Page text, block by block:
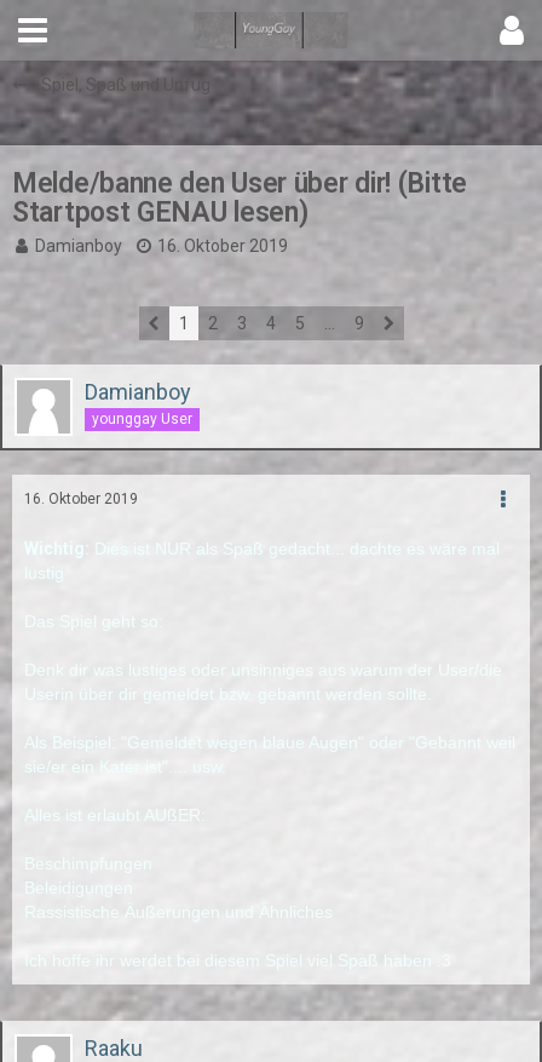
Spiel, Spaß und Unfug
Melde/banne den User über dir! (Bitte
Startpost GENAU lesen)
Damianboy 16. Oktober 2019
1 2 3 4 5 9
Damianboy
younggay User
16. Oktober 2019
Wichtig:
Dies ist NUR als Spaß gedacht... dachte es wäre mal
Denk dir was lustiges oder unsinniges aus warum der User/die
Userin über dir gemeldet bzw. gebannt werden sollte.
Als Beispiel: "Gemeldet wegen blaue Augen" oder "Gebannt weil
sie/er ein Kater ist".... usw.
Alles ist erlaubt AUßER:
Beschimpfungen
Beleidigungen
Rassistische Äußerungen und Ähnliches
Ich hoffe ihr werdet bei diesem Spiel viel Spaß haben :3
Raaku